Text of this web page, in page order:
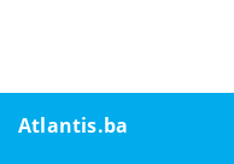
Atlantis.ba